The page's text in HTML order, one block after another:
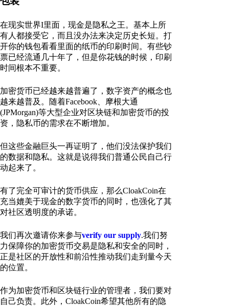
在现实世界I里面，现金是隐私之王。基本上所
有人都接受它，而且没办法来决定历史长短。打
开你的钱包看看里面的纸币的印刷时间。有些钞
票已经流通几十年了，但是你花钱的时候，印刷
时间根本不重要。
加密货币已经越来越普遍了，数字资产的概念也
越来越普及。随着Facebook、摩根大通
(JPMorgan)等大型企业对区块链和加密货币的投
资，隐私币的需求在不断增加。
但这些金融巨头一再证明了，他们没法保护我们
的数据和隐私。这就是说得我们普通公民自己行
动起来了。
有了完全可审计的货币供应，那么CloakCoin在
充当媲美于现金的数字货币的同时，也强化了其
对社区透明度的承诺。
我们再次邀请你来参与verify our supply.我们努
力保障你的加密货币交易是隐私和安全的同时，
正是社区的开放性和前沿性推动我们走到量今天
的位置。
作为加密货币和区块链行业的管理者，我们要对
自己负责。此外，CloakCoin希望其他所有的隐